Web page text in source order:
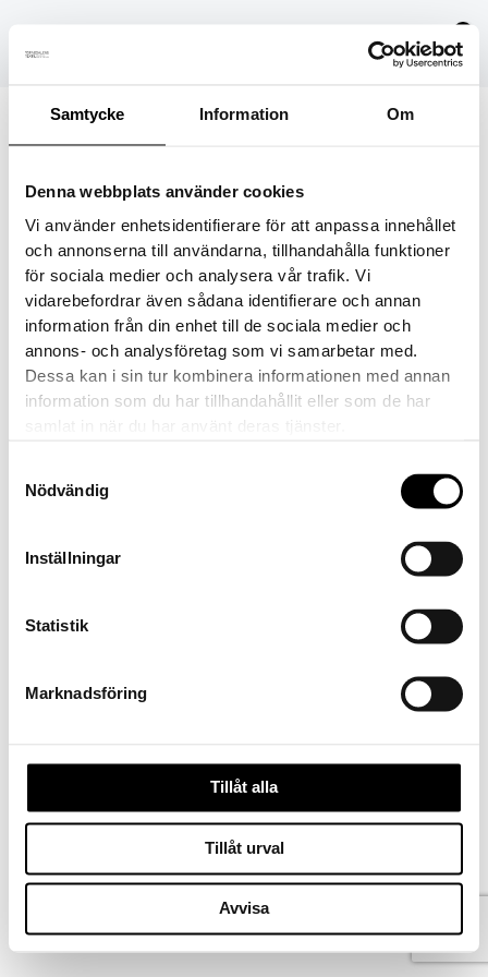
Samtycke Information Om
Denna webbplats använder cookies
Vi använder enhetsidentifierare för att anpassa innehållet
och annonserna till användarna, tillhandahålla funktioner
för sociala medier och analysera vår trafik. Vi
vidarebefordrar även sådana identifierare och annan
information från din enhet till de sociala medier och
annons- och analysföretag som vi samarbetar med.
Dessa kan i sin tur kombinera informationen med annan
information som du har tillhandahållit eller som de har
Nödvändig
Inställningar
Statistik
Marknadsföring
Tillåt alla
Tillåt urval
Avvisa
innehåll
02_04_2025_4037
Avdanielvittikko/5 februari, 2025
FÖREGÅENDE
Kontakta oss
Köpvillkor
Ångra köp
Norsk bokmål
Svenska